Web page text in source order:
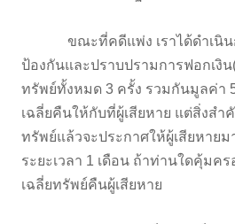
ขณะที่คดีแพ่ง เราได้ดำเนินก
ป้องกันและปราบปรามการฟอกเงิ
ทรัพย์ทั้งหมด 3 ครั้ง รวมกันมูลค่า
เฉลี่ยคืนให้กับที่ผู้เสียหาย แต่สิ่งส
ทรัพย์แล้วจะประกาศให้ผู้เสียหาย
ระยะเวลา 1 เดือน ถ้าท่านใดคุ้มค
เฉลี่ยทรัพย์คืนผู้เสียหาย